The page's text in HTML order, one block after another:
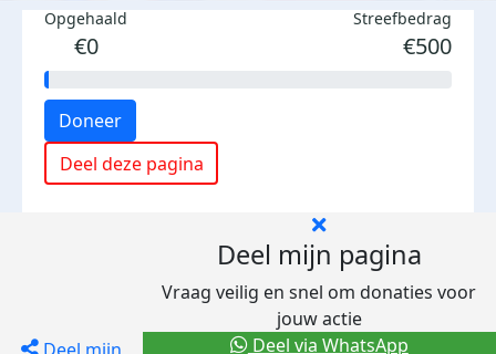
Opgehaald
€0
Streefbedrag
€500
Doneer
Deel deze pagina
Deel mijn pagina
Vraag veilig en snel om donaties voor
jouw actie
Deel via WhatsApp